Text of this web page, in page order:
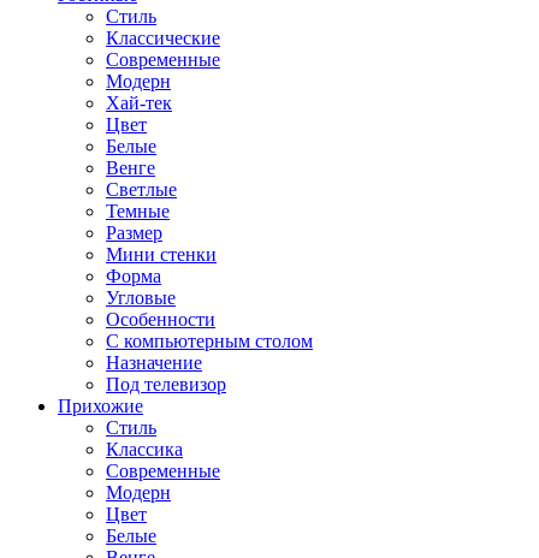
Стиль
Классические
Современные
Модерн
Хай-тек
Цвет
Белые
Венге
Светлые
Темные
Размер
Мини стенки
Форма
Угловые
Особенности
С компьютерным столом
Назначение
Под телевизор
Прихожие
Стиль
Классика
Современные
Модерн
Цвет
Белые